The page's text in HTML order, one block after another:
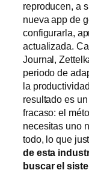
reproducen, a
nueva app de
configurarla,
actualizada.
Journal,
periodo de
la
resultado es
fracaso: el
necesitas uno
todo, lo que
de esta
buscar el